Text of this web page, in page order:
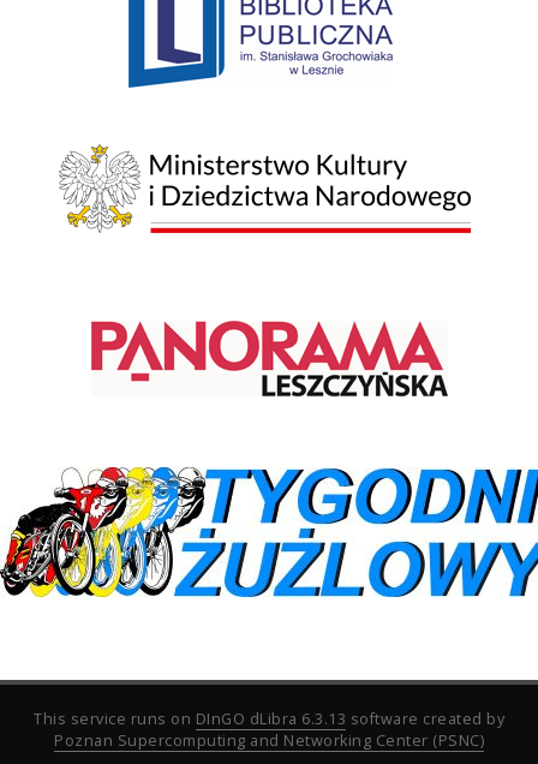
This service runs on DInGO dLibra 6.3.13 software created by
Poznan Supercomputing and Networking Center (PSNC)